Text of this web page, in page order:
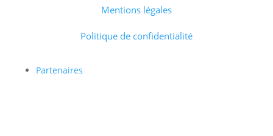
Mentions légales
Politique de confidentialité
Partenaires